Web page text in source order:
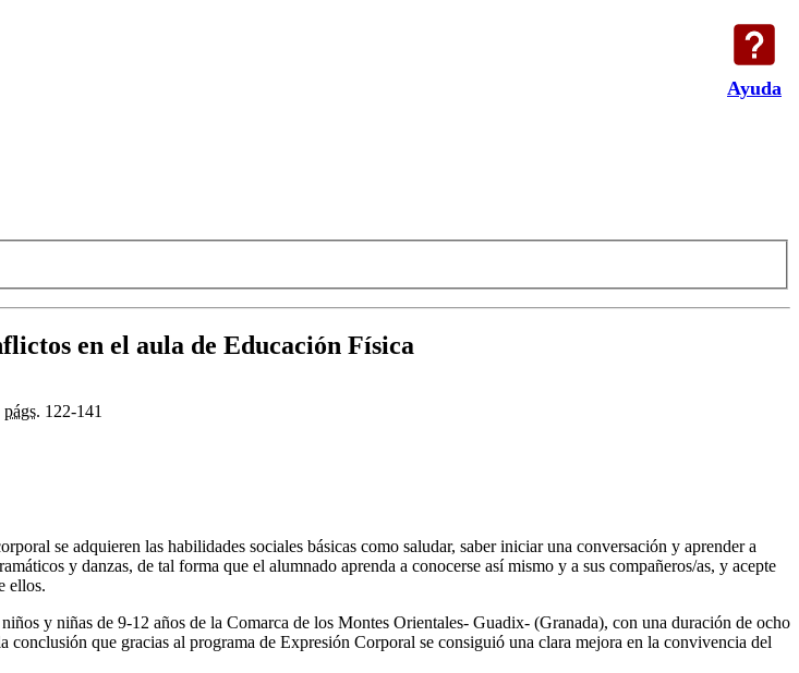
Ayuda
en el aula de Educación Física
págs. 122-141
se adquieren las habilidades sociales básicas como saludar, saber iniciar una conversación y aprender a
y danzas, de tal forma que el alumnado aprenda a conocerse así mismo y a sus compañeros/as, y acepte
ellos.
y niñas de 9-12 años de la Comarca de los Montes Orientales- Guadix- (Granada), con una duración de ocho
conclusión que gracias al programa de Expresión Corporal se consiguió una clara mejora en la convivencia del